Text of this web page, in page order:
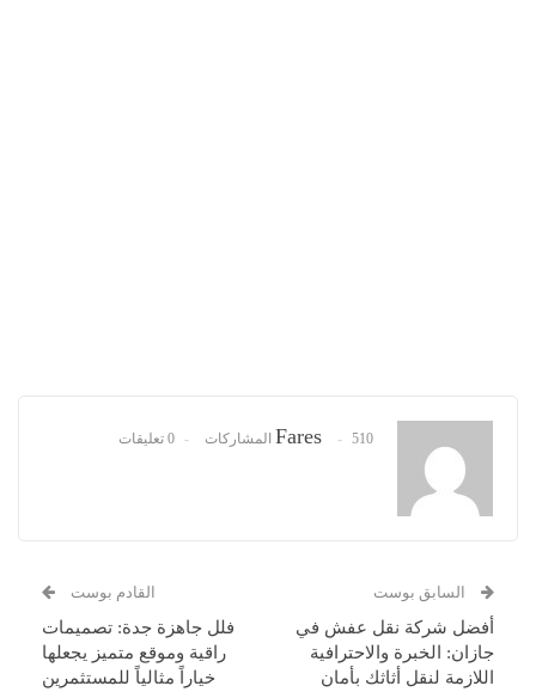
Fares 510 المشاركات 0 تعليقات
السابق بوست
أفضل شركة نقل عفش في
جازان: الخبرة والاحترافية
اللازمة لنقل أثاثك بأمان
القادم بوست
فلل جاهزة جدة: تصميمات
راقية وموقع متميز يجعلها
خياراً مثالياً للمستثمرين